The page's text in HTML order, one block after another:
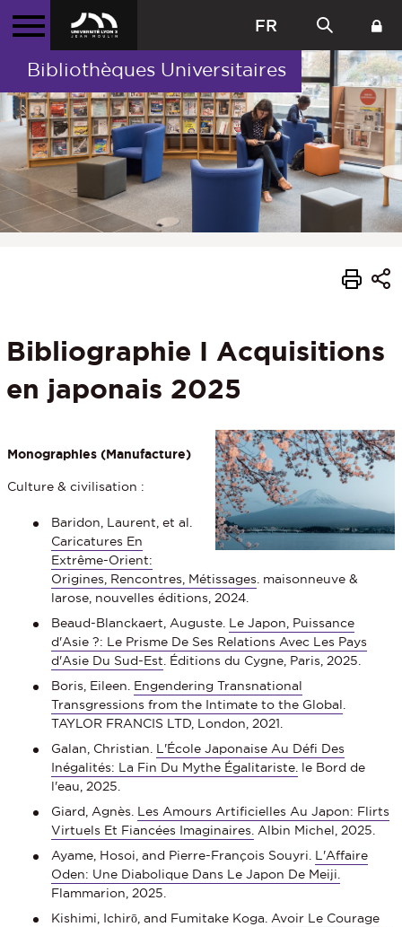
FR
Bibliothèques Universitaires
Bibliographie I Acquisitions
en japonais 2025
Monographies (Manufacture)
Culture & civilisation :
Baridon, Laurent, et al.
Caricatures En
Extrême-Orient:
Origines, Rencontres, Métissages. maisonneuve &
larose, nouvelles éditions, 2024.
Beaud-Blanckaert, Auguste. Le Japon, Puissance
d'Asie ?: Le Prisme De Ses Relations Avec Les Pays
d'Asie Du Sud-Est. Éditions du Cygne, Paris, 2025.
Boris, Eileen. Engendering Transnational
Transgressions from the Intimate to the Global.
TAYLOR FRANCIS LTD, London, 2021.
Galan, Christian. L'École Japonaise Au Défi Des
Inégalités: La Fin Du Mythe Égalitariste. le Bord de
l'eau, 2025.
Giard, Agnès. Les Amours Artificielles Au Japon: Flirts
Virtuels Et Fiancées Imaginaires. Albin Michel, 2025.
Ayame, Hosoi, and Pierre-François Souyri. L'Affaire
Oden: Une Diabolique Dans Le Japon De Meiji.
Flammarion, 2025.
Kishimi, Ichirō, and Fumitake Koga.Avoir Le Courage